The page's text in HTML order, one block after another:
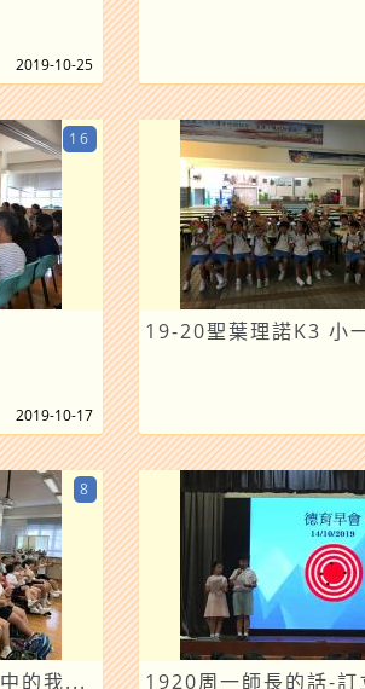
2019-10-25
16
2019-10-17
19-20聖葉理諾K3 小
的我...
8
1920周一師長的話-訂